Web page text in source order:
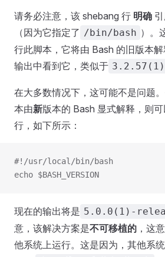
请务必注意，该 shebang 行 明确
（因为它指定了 /bin/bash ）。
行此脚本，它将由 Bash 的旧版本
输出中看到它，类似于
在大多数情况下，这可能不是问题
本由新版本的 Bash 显式解释，则
行，如下所示：
#!/usr/local/bin/bash
echo $BASH_VERSION
现在的输出将是 5.0.0(1)-
意，该解决方案是不可移植的 ，这
他系统上运行。这是因为，其他系